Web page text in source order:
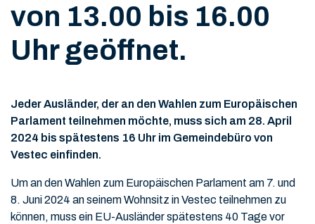
von 13.00 bis 16.00
Uhr geöffnet.
Jeder Ausländer, der an den Wahlen zum Europäischen
Parlament teilnehmen möchte, muss sich am 28. April
2024 bis spätestens 16 Uhr im Gemeindebüro von
Vestec einfinden.
Um an den Wahlen zum Europäischen Parlament am 7. und
8. Juni 2024 an seinem Wohnsitz in Vestec teilnehmen zu
können, muss ein EU-Ausländer spätestens 40 Tage vor